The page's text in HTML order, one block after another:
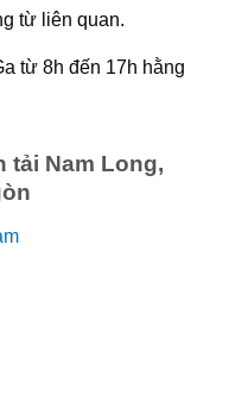
từ liên quan.
từ 8h đến 17h hằng
tải Nam Long,